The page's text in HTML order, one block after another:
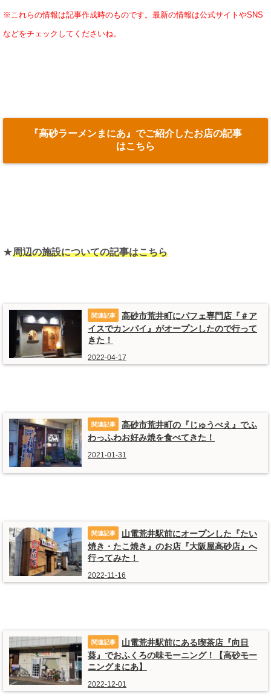
※これらの情報は記事作成時のものです。最新の情報は公式サイトやSNS
などをチェックしてくださいね。
『高砂ラーメンまにあ』でご紹介したお店の記事
はこちら
★周辺の施設についての記事はこちら
高砂市荒井町にパフェ専門店『＃ア
イスでカンパイ』がオープンしたので行って
きた！
2022-04-17
高砂市荒井町の『じゅうべえ』でふ
わっふわお好み焼を食べてきた！
2021-01-31
山電荒井駅前にオープンした『たい
焼き・たこ焼き』のお店『大阪屋高砂店』へ
行ってみた！
2022-11-16
山電荒井駅前にある喫茶店『向日
葵』でおふくろの味モーニング！【高砂モー
ニングまにあ】
2022-12-01